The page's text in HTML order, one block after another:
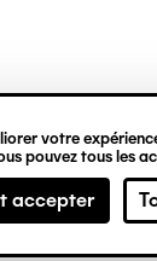
votre
pouvez tous les
accepter